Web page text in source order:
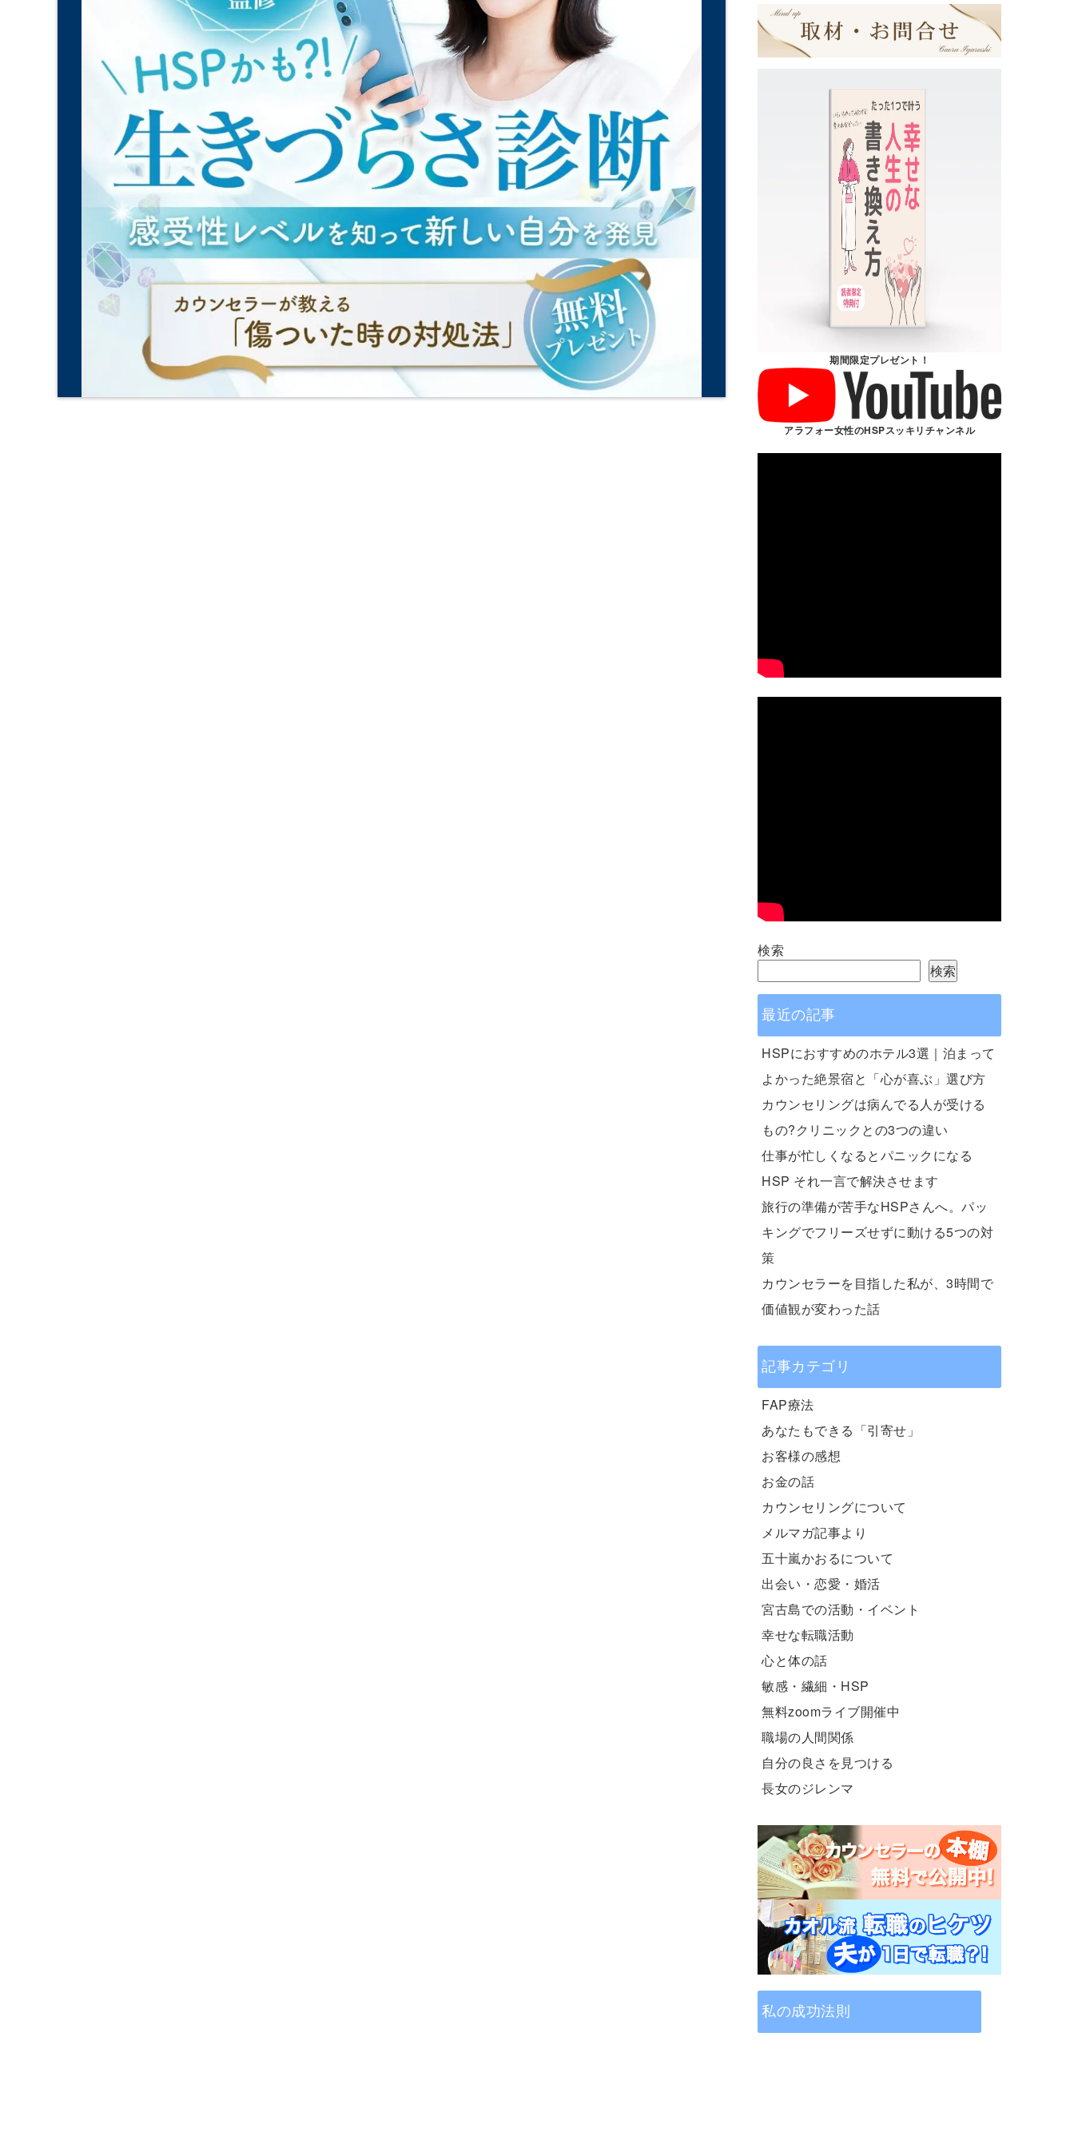
期間限定プレゼント！
アラフォー女性のHSPスッキリチャンネル
検索
検索
最近の記事
HSPにおすすめのホテル3選｜泊まって
よかった絶景宿と「心が喜ぶ」選び方
カウンセリングは病んでる人が受ける
もの?クリニックとの3つの違い
仕事が忙しくなるとパニックになる
HSP それ一言で解決させます
旅行の準備が苦手なHSPさんへ。パッ
キングでフリーズせずに動ける5つの対
策
カウンセラーを目指した私が、3時間で
価値観が変わった話
記事カテゴリ
FAP療法
あなたもできる「引寄せ」
お客様の感想
お金の話
カウンセリングについて
メルマガ記事より
五十嵐かおるについて
出会い・恋愛・婚活
宮古島での活動・イベント
幸せな転職活動
心と体の話
敏感・繊細・HSP
無料zoomライブ開催中
職場の人間関係
自分の良さを見つける
長女のジレンマ
私の成功法則